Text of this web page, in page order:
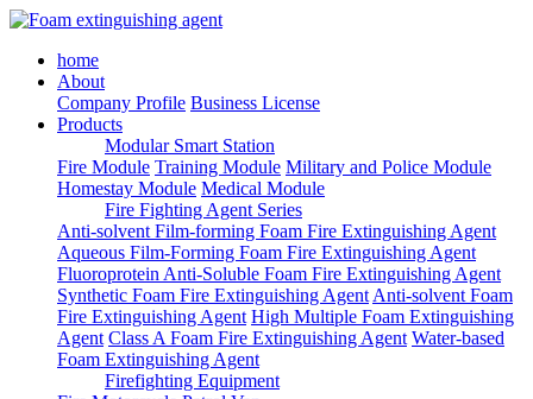
home
About
Company Profile Business License
Products
Modular Smart Station
Fire Module Training Module Military and Police Module
Homestay Module Medical Module
Fire Fighting Agent Series
Anti-solvent Film-forming Foam Fire Extinguishing Agent
Aqueous Film-Forming Foam Fire Extinguishing Agent
Fluoroprotein Anti-Soluble Foam Fire Extinguishing Agent
Synthetic Foam Fire Extinguishing Agent Anti-solvent Foam
Fire Extinguishing Agent High Multiple Foam Extinguishing
Agent Class A Foam Fire Extinguishing Agent Water-based
Foam Extinguishing Agent
Firefighting Equipment